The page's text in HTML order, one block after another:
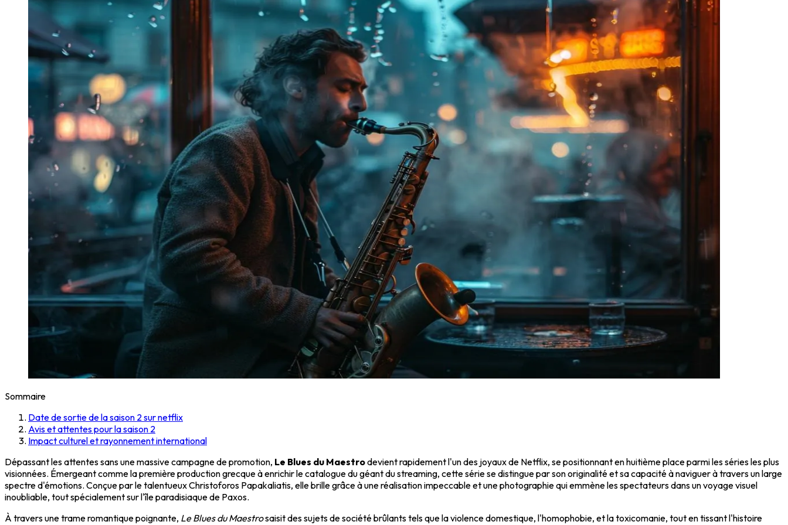
Sommaire
Date de sortie de la saison 2 sur netflix
Avis et attentes pour la saison 2
Impact culturel et rayonnement international
Dépassant les attentes sans une massive campagne de promotion, Le Blues du Maestrodevient rapidement l'un des joyaux de Netflix, se positionnant en huitième place parmi les séries les plus
visionnées. Émergeant comme la première production grecque à enrichir le catalogue du géant du streaming, cette série se distingue par son originalité et sa capacité à naviguer à travers un large
spectre d'émotions. Conçue par le talentueux Christoforos Papakaliatis, elle brille grâce à une réalisation impeccable et une photographie qui emmène les spectateurs dans un voyage visuel
inoubliable, tout spécialement sur l'île paradisiaque de Paxos.
À travers une trame romantique poignante, Le Blues du Maestrosaisit des sujets de société brûlants tels que la violence domestique, l'homophobie, et la toxicomanie, tout en tissant l'histoire